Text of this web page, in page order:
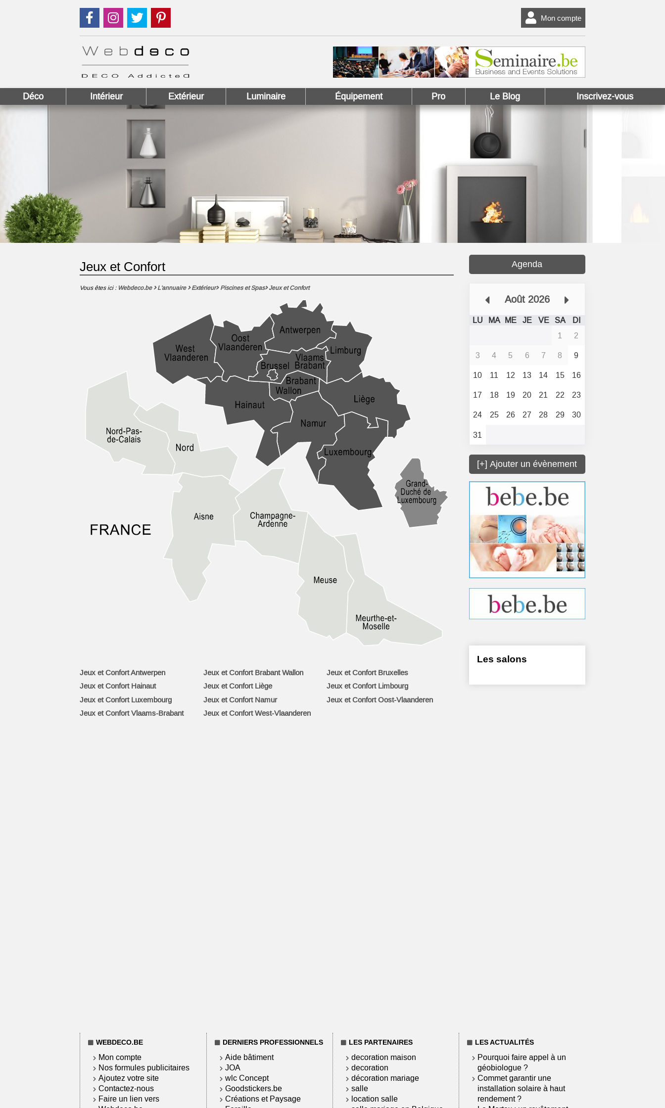
Suivez nous sur Facebook !
Suivez nous sur Instagram !
Suivez nous sur Twitter ! Mon compte
Déco Intérieur Extérieur Luminaire Équipement Pro Le Blog Inscrivez-vous
Jeux et Confort
Vous êtes ici : Webdeco.be L'annuaire Extérieur Piscines et Spas Jeux et Confort
Jeux et Confort Antwerpen Jeux et Confort Brabant Wallon
Jeux et Confort Bruxelles
Jeux et Confort Hainaut
Jeux et Confort Liège
Jeux et Confort Limbourg
Jeux et Confort Luxembourg
Jeux et Confort Namur
Jeux et Confort Oost-Vlaanderen
Jeux et Confort Vlaams-Brabant
Jeux et Confort West-Vlaanderen
Agenda
Août 2026
LU MA ME JE VE SA
DI
1
2
3
4 5 6 7 8
9
10
11 12 13 14 15
16
17
18 19 20 21 22
23
24
25 26 27 28 29
30
31
[+] Ajouter un évènement
Les salons
WEBDECO.BE
Mon compte
Nos formules publicitaires
Ajoutez votre site
Contactez-nous
Faire un lien vers
DERNIERS PROFESSIONNELS
Aide bâtiment
JOA
wlc Concept
Goodstickers.be
Créations et Paysage
LES PARTENAIRES
decoration maison
decoration
décoration mariage
salle
location salle
LES ACTUALITÉS
Pourquoi faire appel à un
géobiologue ?
Commet garantir une
installation solaire à haut
rendement ?